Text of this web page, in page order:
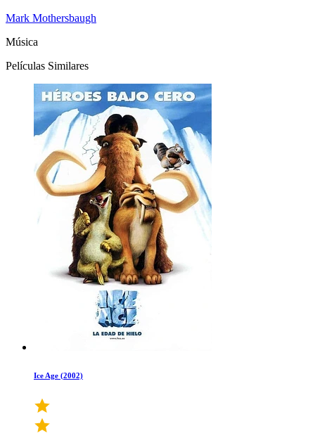
Mark Mothersbaugh
Música
Películas Similares
Ice Age (2002)